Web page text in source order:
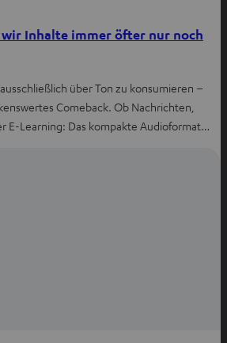
Inhalte immer öfter nur noch
über Ton zu konsumieren –
Comeback. Ob Nachrichten,
E-Learning: Das kompakte Audioformat…